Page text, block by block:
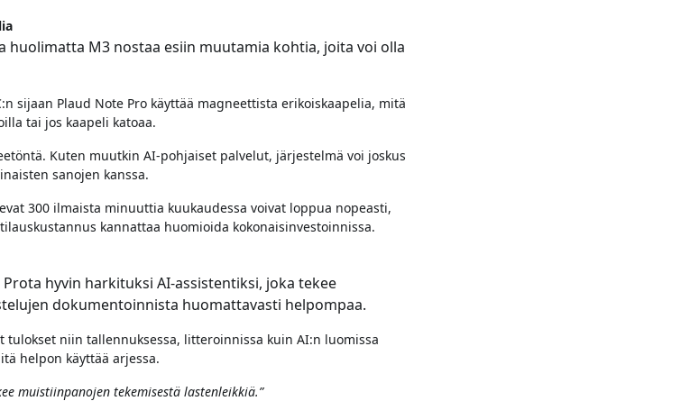
huolimatta M3 nostaa esiin muutamia kohtia, joita voi olla
sijaan Plaud Note Pro käyttää magneettista erikoiskaapelia, mitä
tai jos kaapeli katoaa.
Kuten muutkin AI-pohjaiset palvelut, järjestelmä voi joskus
sanojen kanssa.
300 ilmaista minuuttia kuukaudessa voivat loppua nopeasti,
kannattaa huomioida kokonaisinvestoinnissa.
hyvin harkituksi AI-assistentiksi, joka tekee
dokumentoinnista huomattavasti helpompaa.
tulokset niin tallennuksessa, litteroinnissa kuin AI:n luomissa
helpon käyttää arjessa.
muistiinpanojen tekemisestä lastenleikkiä.”